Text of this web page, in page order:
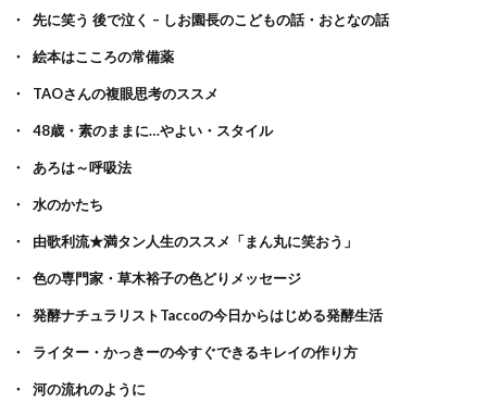
先に笑う 後で泣く – しお園長のこどもの話・おとなの話
絵本はこころの常備薬
TAOさんの複眼思考のススメ
48歳・素のままに…やよい・スタイル
あろは～呼吸法
水のかたち
由歌利流★満タン人生のススメ「まん丸に笑おう」
色の専門家・草木裕子の色どりメッセージ
発酵ナチュラリストTaccoの今日からはじめる発酵生活
ライター・かっきーの今すぐできるキレイの作り方
河の流れのように